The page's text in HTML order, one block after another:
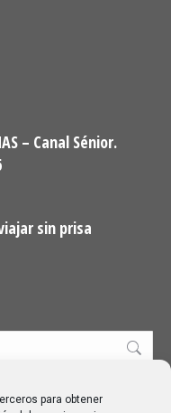
para obtener
– Canal Sénior.
sin prisa
|Política de cookies